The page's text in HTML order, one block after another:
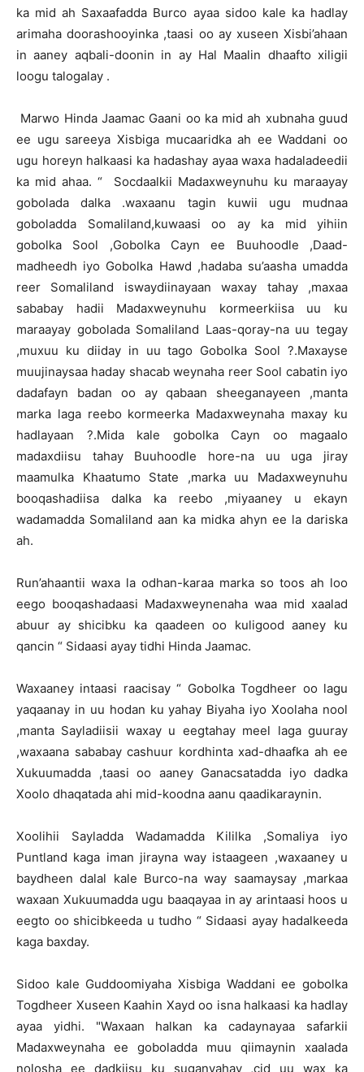
ka mid ah Saxaafadda Burco ayaa sidoo kale ka hadlay
arimaha doorashooyinka ,taasi oo ay xuseen Xisbi’ahaan
in aaney aqbali-doonin in ay Hal Maalin dhaafto xiligii
loogu talogalay .
Marwo Hinda Jaamac Gaani oo ka mid ah xubnaha guud
ee ugu sareeya Xisbiga mucaaridka ah ee Waddani oo
ugu horeyn halkaasi ka hadashay ayaa waxa hadaladeedii
ka mid ahaa. “ Socdaalkii Madaxweynuhu ku maraayay
gobolada dalka .waxaanu tagin kuwii ugu mudnaa
goboladda Somaliland,kuwaasi oo ay ka mid yihiin
gobolka Sool ,Gobolka Cayn ee Buuhoodle ,Daad-
madheedh iyo Gobolka Hawd ,hadaba su’aasha umadda
reer Somaliland iswaydiinayaan waxay tahay ,maxaa
sababay hadii Madaxweynuhu kormeerkiisa uu ku
maraayay gobolada Somaliland Laas-qoray-na uu tegay
,muxuu ku diiday in uu tago Gobolka Sool ?.Maxayse
muujinaysaa haday shacab weynaha reer Sool cabatin iyo
dadafayn badan oo ay qabaan sheeganayeen ,manta
marka laga reebo kormeerka Madaxweynaha maxay ku
hadlayaan ?.Mida kale gobolka Cayn oo magaalo
madaxdiisu tahay Buuhoodle hore-na uu uga jiray
maamulka Khaatumo State ,marka uu Madaxweynuhu
booqashadiisa dalka ka reebo ,miyaaney u ekayn
wadamadda Somaliland aan ka midka ahyn ee la dariska
ah.
Run’ahaantii waxa la odhan-karaa marka so toos ah loo
eego booqashadaasi Madaxweynenaha waa mid xaalad
abuur ay shicibku ka qaadeen oo kuligood aaney ku
qancin “ Sidaasi ayay tidhi Hinda Jaamac.
Waxaaney intaasi raacisay “ Gobolka Togdheer oo lagu
yaqaanay in uu hodan ku yahay Biyaha iyo Xoolaha nool
,manta Sayladiisii waxay u eegtahay meel laga guuray
,waxaana sababay cashuur kordhinta xad-dhaafka ah ee
Xukuumadda ,taasi oo aaney Ganacsatadda iyo dadka
Xoolo dhaqatada ahi mid-koodna aanu qaadikaraynin.
Xoolihii Sayladda Wadamadda Kililka ,Somaliya iyo
Puntland kaga iman jirayna way istaageen ,waxaaney u
baydheen dalal kale Burco-na way saamaysay ,markaa
waxaan Xukuumadda ugu baaqayaa in ay arintaasi hoos u
eegto oo shicibkeeda u tudho “ Sidaasi ayay hadalkeeda
kaga baxday.
Sidoo kale Guddoomiyaha Xisbiga Waddani ee gobolka
Togdheer Xuseen Kaahin Xayd oo isna halkaasi ka hadlay
ayaa yidhi. "Waxaan halkan ka cadaynayaa safarkii
Madaxweynaha ee goboladda muu qiimaynin xaalada
nolosha ee dadkiisu ku suganyahay ,cid uu wax ka